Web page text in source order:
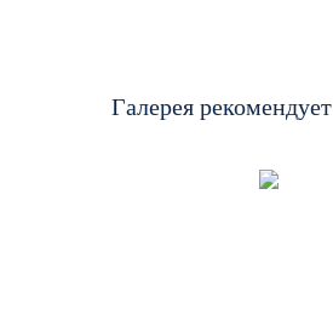
Галерея рекомендует